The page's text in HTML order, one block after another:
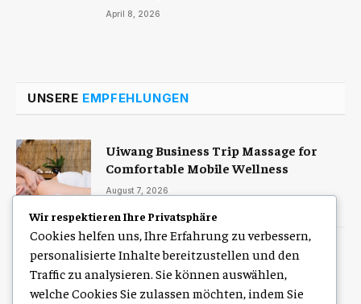
April 8, 2026
UNSERE EMPFEHLUNGEN
Uiwang Business Trip Massage for
Comfortable Mobile Wellness
August 7, 2026
Zulassung Service Hamburg für eine
schnelle digitale Kfz-Zulassung
August 7, 2026
Wir respektieren Ihre Privatsphäre
Cookies helfen uns, Ihre Erfahrung zu verbessern,
personalisierte Inhalte bereitzustellen und den
Traffic zu analysieren. Sie können auswählen,
welche Cookies Sie zulassen möchten, indem Sie